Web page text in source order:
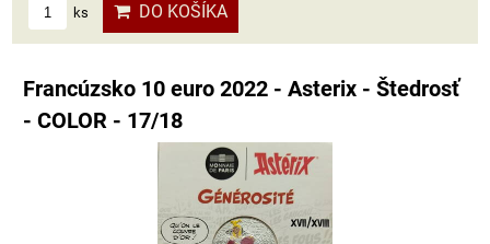
ks DO KOŠÍKA
Francúzsko 10 euro 2022 - Asterix - Štedrosť
- COLOR - 17/18